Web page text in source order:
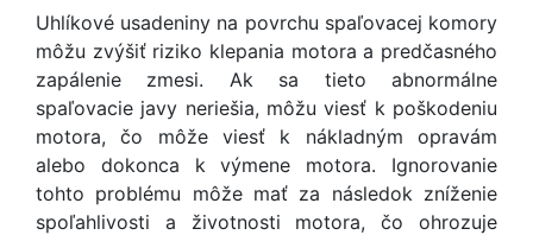
Uhlíkové usadeniny na povrchu spaľovacej komory
môžu zvýšiť riziko klepania motora a predčasného
zapálenie zmesi. Ak sa tieto abnormálne
spaľovacie javy neriešia, môžu viesť k poškodeniu
motora, čo môže viesť k nákladným opravám
alebo dokonca k výmene motora. Ignorovanie
tohto problému môže mať za následok zníženie
spoľahlivosti a životnosti motora, čo ohrozuje